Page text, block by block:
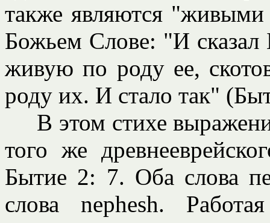
также являются
Божьем Слове: "И сказал
живую по роду ее,
роду их. И стало так"
В этом стихе
того же
Бытие 2: 7. Оба слова
слова nephesh.